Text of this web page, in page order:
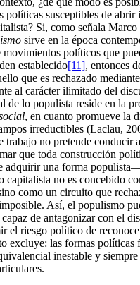
políticas susceptibles de abrir
Si, como señala
sirve en la época
políticos que
establecido[11], entonces
que es rechazado
al carácter ilimitado del
de lo populista reside en la
, en cuanto promueve la
irreductibles (Laclau,
trabajo no pretende
que toda construcción
adquirir una forma
capitalista no es concebido
como un circuito que
Así, el populismo
de antagonizar con el
el riesgo político de
excluye: las formas políticas
inestable y